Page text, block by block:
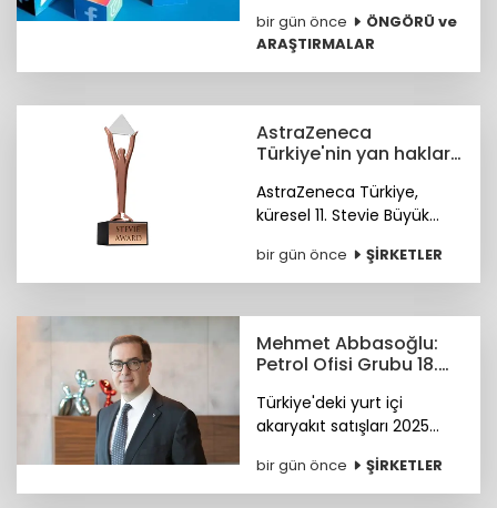
üçü Aselsan, MKE ve tabii
oldu.
bir gün önce
ÖNGÖRÜ ve
ARAŞTIRMALAR
AstraZeneca
Türkiye'nin yan haklar
uluslararası ödül
AstraZeneca Türkiye,
küresel 11. Stevie Büyük
Bronz Stevie Ödülü'nün
sahibi oldu. Ödüller 28
bir gün önce ŞİRKETLER
Mehmet Abbasoğlu:
Petrol Ofisi Grubu 18.
Türkiye'deki yurt içi
akaryakıt satışları 2025
yükseldi. Petrol Ofisi
Grubu, yurt içi toplam
bir gün önce ŞİRKETLER